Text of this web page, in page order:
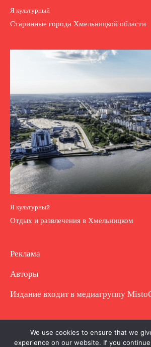
Я культурный
Старинные города Хмельницкой области
Я культурный
Отдых и развлечения в Хмельницком
Реклама
Авторы
Издание входит в медиагруппу
Copyright © Полное использование
запрещено. Частично разрешено с
We use cookies to ensure that we
experience on our website. If you